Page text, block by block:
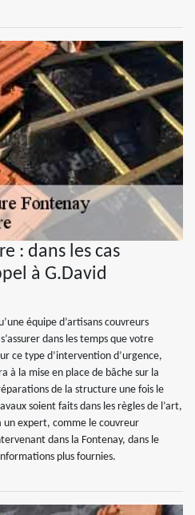
: dans les cas
à G.David
équipe d’artisans couvreurs
dans les temps que votre
ce type d’intervention d’urgence,
à la mise en place de bâche sur la
de la structure une fois le
soient faits dans les règles de l’art,
un expert, comme le couvreur
dans la Fontenay, dans le
plus fournies.